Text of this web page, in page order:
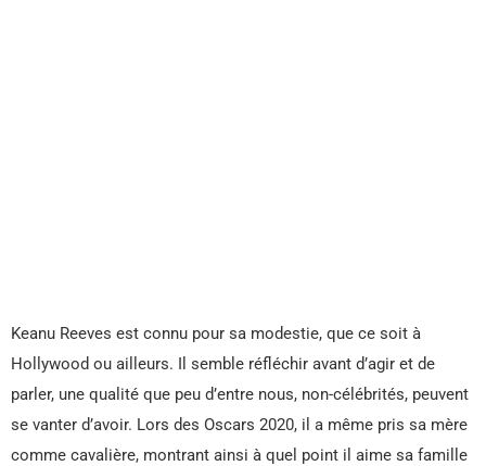
Keanu Reeves est connu pour sa modestie, que ce soit à
Hollywood ou ailleurs. Il semble réfléchir avant d’agir et de
parler, une qualité que peu d’entre nous, non-célébrités, peuvent
se vanter d’avoir. Lors des Oscars 2020, il a même pris sa mère
comme cavalière, montrant ainsi à quel point il aime sa famille